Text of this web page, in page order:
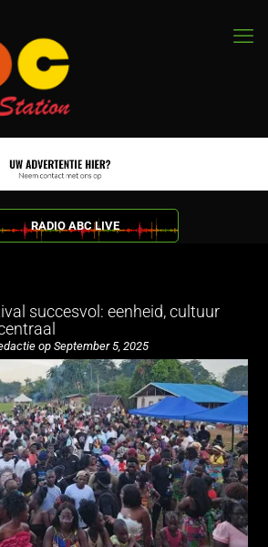
RADIO ABC LIVE
succesvol: eenheid, cultuur
op September 5, 2025